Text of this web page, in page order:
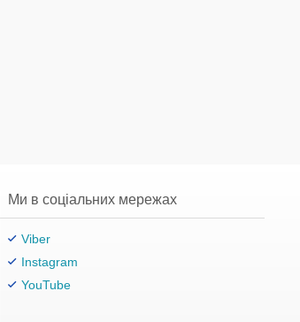
Ми в соціальних мережах
Viber
Instagram
YouTube